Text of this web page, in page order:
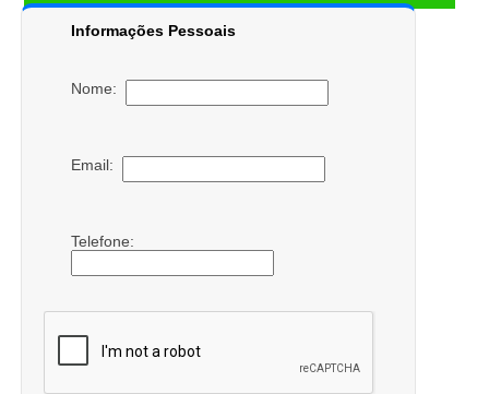
Informações Pessoais
Nome:
Email:
Telefone: